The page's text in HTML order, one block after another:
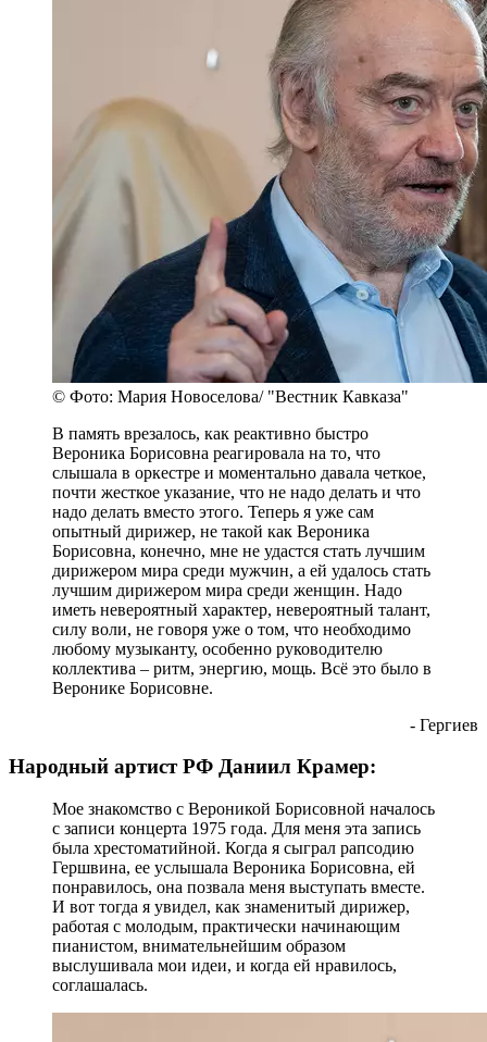
© Фото: Мария Новоселова/ "Вестник Кавказа"
В память врезалось, как реактивно быстро
Вероника Борисовна реагировала на то, что
слышала в оркестре и моментально давала четкое,
почти жесткое указание, что не надо делать и что
надо делать вместо этого. Теперь я уже сам
опытный дирижер, не такой как Вероника
Борисовна, конечно, мне не удастся стать лучшим
дирижером мира среди мужчин, а ей удалось стать
лучшим дирижером мира среди женщин. Надо
иметь невероятный характер, невероятный талант,
силу воли, не говоря уже о том, что необходимо
любому музыканту, особенно руководителю
коллектива – ритм, энергию, мощь. Всё это было в
Веронике Борисовне.
- Гергиев
Народный артист РФ Даниил Крамер:
Мое знакомство с Вероникой Борисовной началось
с записи концерта 1975 года. Для меня эта запись
была хрестоматийной. Когда я сыграл рапсодию
Гершвина, ее услышала Вероника Борисовна, ей
понравилось, она позвала меня выступать вместе.
И вот тогда я увидел, как знаменитый дирижер,
работая с молодым, практически начинающим
пианистом, внимательнейшим образом
выслушивала мои идеи, и когда ей нравилось,
соглашалась.